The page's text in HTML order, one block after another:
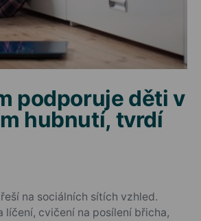
podporuje děti v
hubnutí, tvrdí
na sociálních sítích vzhled.
líčení, cvičení na posílení břicha,